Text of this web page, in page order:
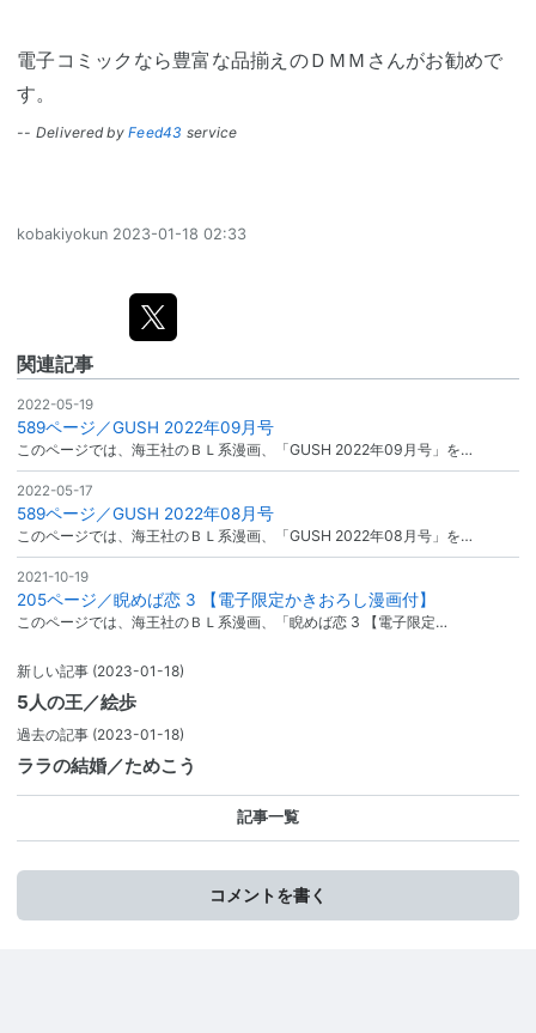
電子コミックなら豊富な品揃えのＤＭＭさんがお勧めで
す。
-- Delivered by Feed43 service
kobakiyokun 2023-01-18 02:33
関連記事
2022-05-19
589ページ／GUSH 2022年09月号
このページでは、海王社のＢＬ系漫画、「GUSH 2022年09月号」を…
2022-05-17
589ページ／GUSH 2022年08月号
このページでは、海王社のＢＬ系漫画、「GUSH 2022年08月号」を…
2021-10-19
205ページ／睨めば恋 3 【電子限定かきおろし漫画付】
このページでは、海王社のＢＬ系漫画、「睨めば恋 3 【電子限定…
新しい記事 (2023-01-18)
5人の王／絵歩
過去の記事 (2023-01-18)
ララの結婚／ためこう
記事一覧
コメントを書く